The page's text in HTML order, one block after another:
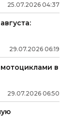
25.07.2026 04:37
29.07.2026 06:19
в
29.07.2026 06:50